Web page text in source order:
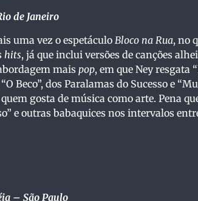
de Janeiro
uma vez o espetáculo Bloco na Rua, no
hits, já que inclui versões de canções
mais pop, em que Ney resgata
Beco”, dos Paralamas do Sucesso e
gosta de música como arte. Pena
e outras babaquices nos intervalos
– São Paulo